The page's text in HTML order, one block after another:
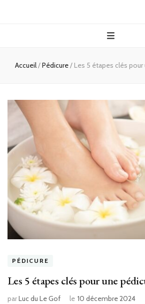
Accueil/Pédicure/ Les 5 étapes clés
PÉDICURE
Les 5 étapes clés pour une
parLuc du Le Gof le 10 décembre 2024